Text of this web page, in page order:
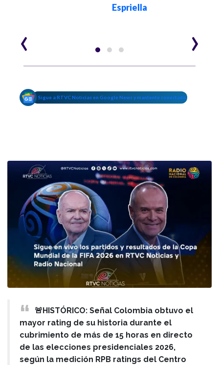
Espriella
‹ ›
Sigue a RTVC Noticias en Google News y mantente conectado
🚨HISTÓRICO: Señal Colombia obtuvo el
mayor rating de su historia durante el
cubrimiento de más de 15 horas en directo
de las elecciones presidenciales 2026,
según la medición RPB ratings del Centro